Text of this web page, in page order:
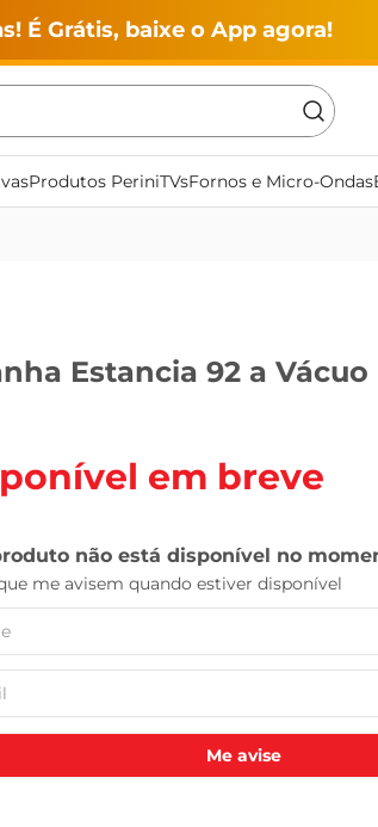
É Grátis, baixe o App agora!
Produtos PeriniTVsFornos e Micro-Ondas
Estancia 92 a Vácuo
em breve
Me avise